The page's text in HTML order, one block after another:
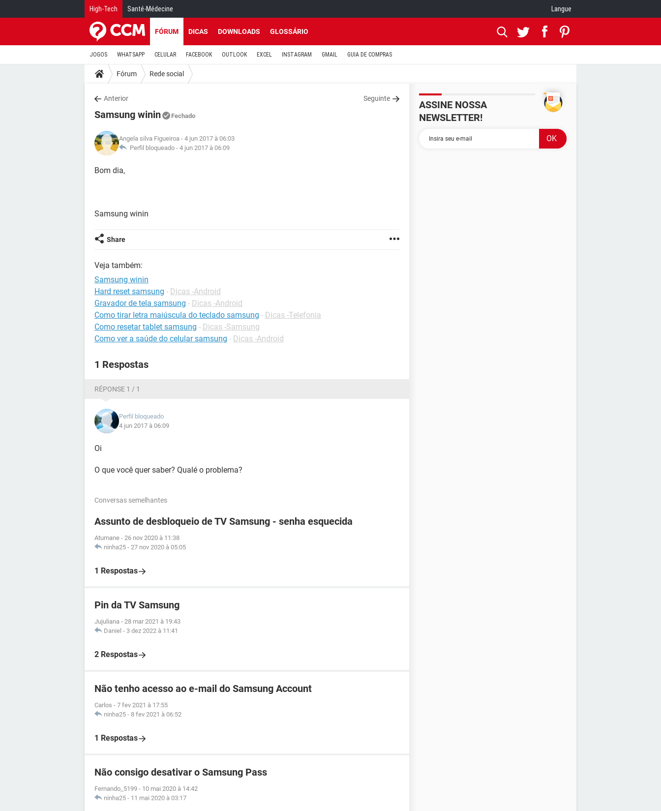
High-Tech Santé-Médecine Langue
FÓRUM DICAS DOWNLOADS GLOSSÁRIO
JOGOS WHATSAPP CELULAR FACEBOOK OUTLOOK EXCEL INSTAGRAM GMAIL GUIA DE COMPRAS
Fórum Rede social
Anterior Seguinte
Samsung winin Fechado
Angela silva Figueiroa - 4 jun 2017 à 06:03
Perfil bloqueado - 4 jun 2017 à 06:09
Bom dia,
Samsung winin
Share
Veja também:
Samsung winin
Hard reset samsung - Dicas -Android
Gravador de tela samsung - Dicas -Android
Como tirar letra maiúscula do teclado samsung - Dicas -Telefonia
Como resetar tablet samsung - Dicas -Samsung
Como ver a saúde do celular samsung - Dicas -Android
1 Respostas
RÉPONSE 1 / 1
Perfil bloqueado
4 jun 2017 à 06:09
Oi
O que você quer saber? Qualé o problema?
Conversas semelhantes
Assunto de desbloqueio de TV Samsung - senha esquecida
Atumane - 26 nov 2020 à 11:38
ninha25 - 27 nov 2020 à 05:05
1 Respostas
Pin da TV Samsung
Jujuliana - 28 mar 2021 à 19:43
Daniel - 3 dez 2022 à 11:41
2 Respostas
Não tenho acesso ao e-mail do Samsung Account
Carlos - 7 fev 2021 à 17:55
ninha25 - 8 fev 2021 à 06:52
1 Respostas
Não consigo desativar o Samsung Pass
Fernando_5199 - 10 mai 2020 à 14:42
ninha25 - 11 mai 2020 à 03:17
ASSINE NOSSA
NEWSLETTER!